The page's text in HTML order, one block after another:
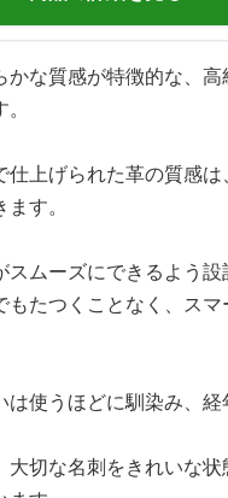
かな質感が特徴的な、
仕上げられた革の質感
す。
ムーズにできるよう設
もたつくことなく、ス
は使うほどに馴染み、
大切な名刺をきれいな状